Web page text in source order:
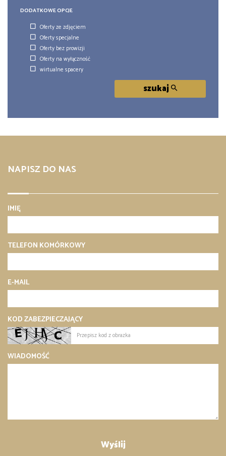
DODATKOWE OPCJE
Oferty ze zdjęciem
Oferty specjalne
Oferty bez prowizji
Oferty na wyłączność
wirtualne spacery
szukaj
NAPISZ DO NAS
IMIĘ
TELEFON KOMÓRKOWY
E-MAIL
KOD ZABEZPIECZAJĄCY
WIADOMOŚĆ